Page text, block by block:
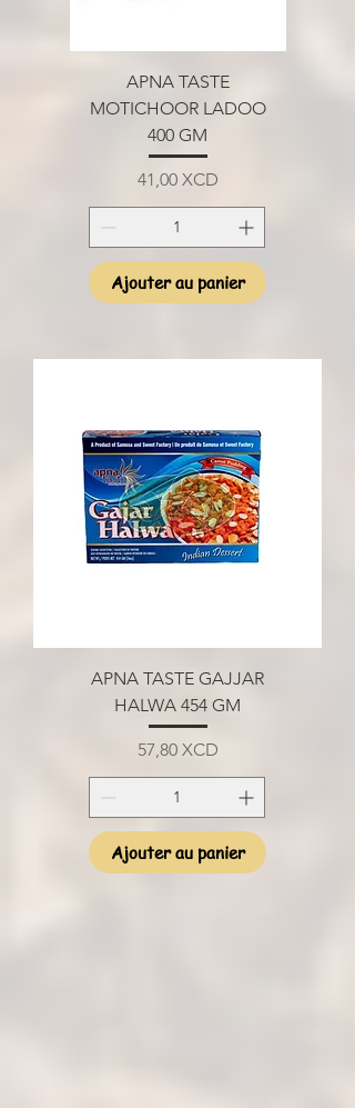
APNA TASTE
MOTICHOOR LADOO
400 GM
Prix
41,00 XCD
Ajouter au panier
APNA TASTE GAJJAR
HALWA 454 GM
Prix
57,80 XCD
Ajouter au panier